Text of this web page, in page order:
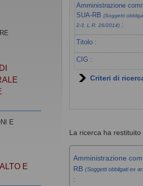
Amministrazione
SUA-RB(Soggetti
2-3, L.R. 26/2014) :
Titolo :
CIG :
Criteri di
La ricerca ha
Amministrazione
RB (Soggetti obbligati ex
:
E
E